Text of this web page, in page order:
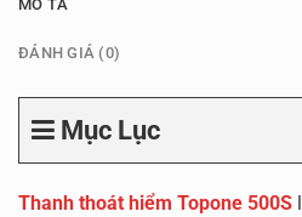
MÔ TẢ
ĐÁNH GIÁ (0)
Mục Lục
Thanh thoát hiểm Topone 500S